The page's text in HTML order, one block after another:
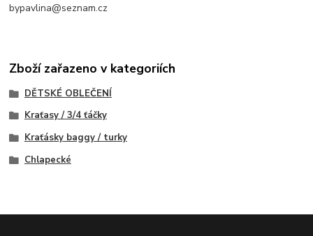
bypavlina@seznam.cz
Zboží zařazeno v kategoriích
DĚTSKÉ OBLEČENÍ
Kraťasy / 3/4 ťáčky
Kraťásky baggy / turky
Chlapecké